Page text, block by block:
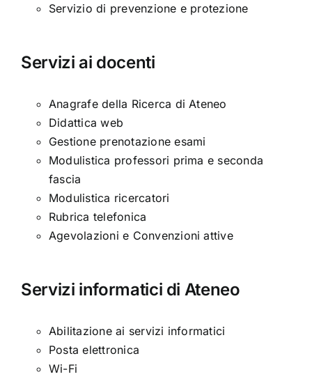
Servizio di prevenzione e protezione
Servizi ai docenti
Anagrafe della Ricerca di Ateneo
Didattica web
Gestione prenotazione esami
Modulistica professori prima e seconda
fascia
Modulistica ricercatori
Rubrica telefonica
Agevolazioni e Convenzioni attive
Servizi informatici di Ateneo
Abilitazione ai servizi informatici
Posta elettronica
Wi-Fi